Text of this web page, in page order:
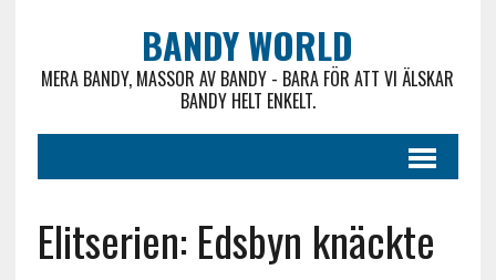
BANDY WORLD
MERA BANDY, MASSOR AV BANDY - BARA FÖR ATT VI ÄLSKAR
BANDY HELT ENKELT.
Elitserien: Edsbyn knäckte